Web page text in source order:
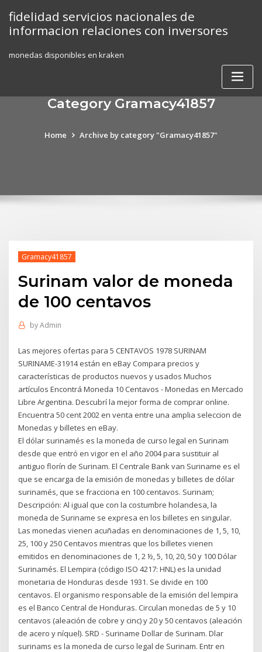
content
fidelidad servicios nacionales de
informacion relaciones con inversores
monedas disponibles en kraken
Category Gramacy41857
Home Archive by category "Gramacy41857"
Gramacy41857
Surinam valor de moneda
de 100 centavos
byAdmin
Las mejores ofertas para 5 CENTAVOS 1978 SURINAM
SURINAME-31914 están en eBay Compara precios y
características de productos nuevos y usados Muchos
artículos Encontrá Moneda 10 Centavos - Monedas en Mercado
Libre Argentina. Descubrí la mejor forma de comprar online.
Encuentra 50 cent 2002 en venta entre una amplia seleccion de
Monedas y billetes en eBay.
El dólar surinamés es la moneda de curso legal en Surinam
desde que entró en vigor en el año 2004 para sustituir al
antiguo florín de Surinam. El Centrale Bank van Suriname es el
que se encarga de la emisión de monedas y billetes de dólar
surinamés, que se fracciona en 100 centavos. Surinam;
Descripción: Al igual que con la costumbre holandesa, la
moneda de Suriname se expresa en los billetes en singular.
Las monedas vienen acuñadas en denominaciones de 1, 5, 10,
25, 100 y 250 Centavos mientras que los billetes vienen
emitidos en denominaciones de 1, 2 ½, 5, 10, 20, 50 y 100 Dólar
Surinamés. El Lempira (código ISO 4217: HNL) es la unidad
monetaria de Honduras desde 1931. Se divide en 100
centavos. El organismo responsable de la emisión del lempira
es el Banco Central de Honduras. Circulan monedas de 5 y 10
centavos (aleación de cobre y cinc) y 20 y 50 centavos (aleación
de acero y níquel). SRD - Suriname Dollar de Surinam. Dlar
surinams es la moneda de curso legal de Surinam. Entr en